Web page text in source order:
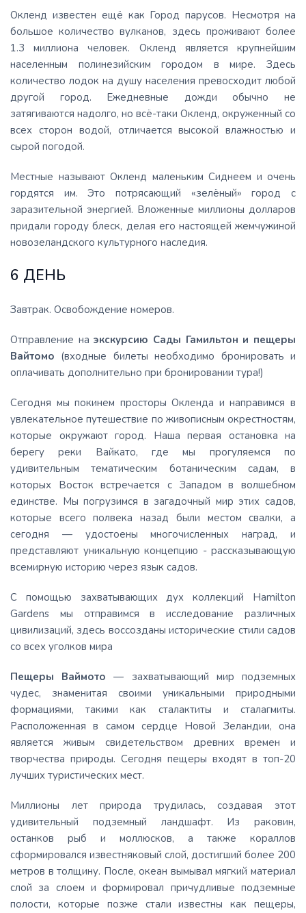
Окленд известен ещё как Город парусов. Несмотря на
большое количество вулканов, здесь проживают более
1.3 миллиона человек. Окленд является крупнейшим
населенным полинезийским городом в мире. Здесь
количество лодок на душу населения превосходит любой
другой город. Ежедневные дожди обычно не
затягиваются надолго, но всё-таки Окленд, окруженный со
всех сторон водой, отличается высокой влажностью и
сырой погодой.
Местные называют Окленд маленьким Сиднеем и очень
гордятся им. Это потрясающий «зелёный» город с
заразительной энергией. Вложенные миллионы долларов
придали городу блеск, делая его настоящей жемчужиной
новозеландского культурного наследия.
6 ДЕНЬ
Завтрак. Освобождение номеров.
Отправление наэкскурсию Сады Гамильтон и пещеры
Вайтомо (входные билеты необходимо бронировать и
оплачивать дополнительно при бронировании тура!)
Сегодня мы покинем просторы Окленда и направимся в
увлекательное путешествие по живописным окрестностям,
которые окружают город. Наша первая остановка на
берегу реки Вайкато, где мы прогуляемся по
удивительным тематическим ботаническим садам, в
которых Восток встречается с Западом в волшебном
единстве. Мы погрузимся в загадочный мир этих садов,
которые всего полвека назад были местом свалки, а
сегодня — удостоены многочисленных наград, и
представляют уникальную концепцию - рассказывающую
всемирную историю через язык садов.
С помощью захватывающих дух коллекций Hamilton
Gardens мы отправимся в исследование различных
цивилизаций, здесь воссозданы исторические стили садов
со всех уголков мира
Пещеры Ваймото — захватывающий мир подземных
чудес, знаменитая своими уникальными природными
формациями, такими как сталактиты и сталагмиты.
Расположенная в самом сердце Новой Зеландии, она
является живым свидетельством древних времен и
творчества природы. Сегодня пещеры входят в топ-20
лучших туристических мест.
Миллионы лет природа трудилась, создавая этот
удивительный подземный ландшафт. Из раковин,
останков рыб и моллюсков, а также кораллов
сформировался известняковый слой, достигший более 200
метров в толщину. После, океан вымывал мягкий материал
слой за слоем и формировал причудливые подземные
полости, которые позже стали известны как пещеры,